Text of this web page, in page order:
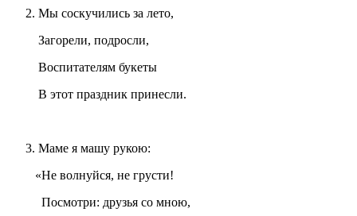
Мы соскучились за лето,
Загорели, подросли,
Воспитателям букеты
В этот праздник принесли.
Маме я машу рукою:
«Не волнуйся, не грусти!
Посмотри: друзья со мною,